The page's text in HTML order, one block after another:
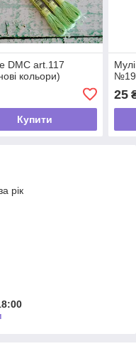
DMC art.117
кольори)
Купити
25
рік